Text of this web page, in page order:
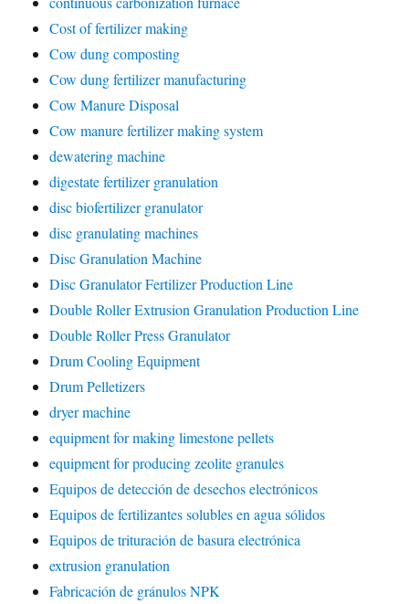
Cost of fertilizer making
Cow dung composting
Cow dung fertilizer manufacturing
Cow Manure Disposal
Cow manure fertilizer making system
dewatering machine
digestate fertilizer granulation
disc biofertilizer granulator
disc granulating machines
Disc Granulation Machine
Disc Granulator Fertilizer Production Line
Double Roller Extrusion Granulation Production Line
Double Roller Press Granulator
Drum Cooling Equipment
Drum Pelletizers
dryer machine
equipment for making limestone pellets
equipment for producing zeolite granules
Equipos de detección de desechos electrónicos
Equipos de fertilizantes solubles en agua sólidos
Equipos de trituración de basura electrónica
extrusion granulation
Fabricación de gránulos NPK